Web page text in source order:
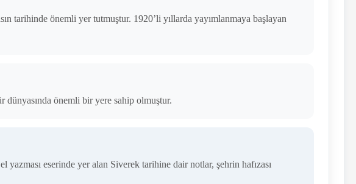
tarihinde önemli yer tutmuştur. 1920’li yıllarda yayımlanmaya başlayan
dünyasında önemli bir yere sahip olmuştur.
eserinde yer alan Siverek tarihine dair notlar, şehrin hafızası